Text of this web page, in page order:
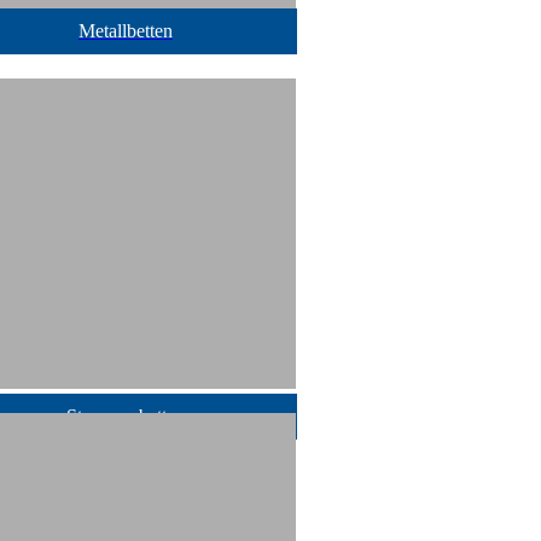
Metallbetten
Stauraumbetten